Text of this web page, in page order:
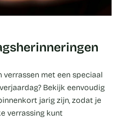
verrassen met een speciaal
Bekijk eenvoudig
jarig zijn, zodat je
verrassing kunt